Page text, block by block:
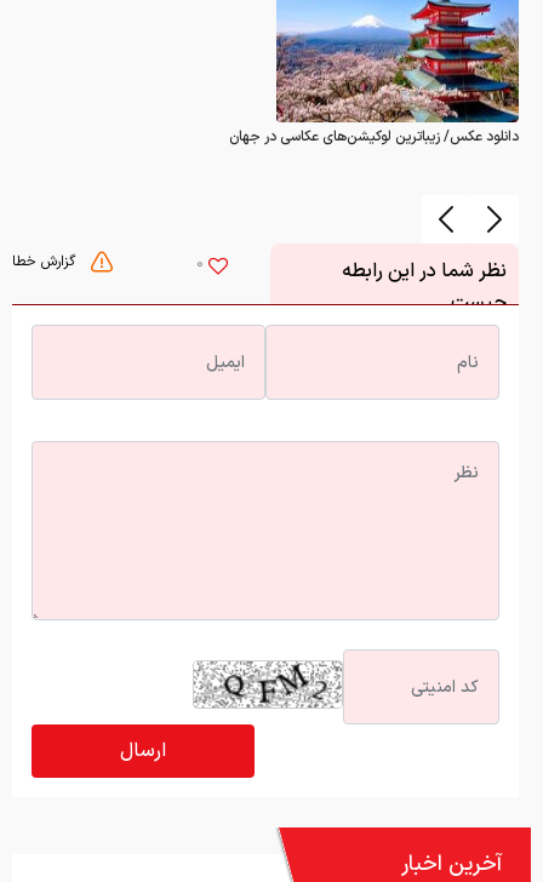
دانلود عکس/ زیباترین لوکیشن‌های عکاسی در جهان
گزارش خطا 0
نظر شما در این رابطه
چیست
آخرین اخبار